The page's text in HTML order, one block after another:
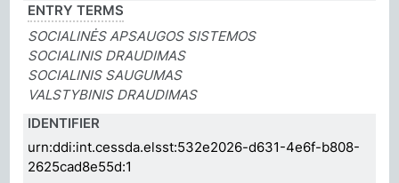
ENTRY TERMS
SOCIALINĖS APSAUGOS SISTEMOS
SOCIALINIS DRAUDIMAS
SOCIALINIS SAUGUMAS
VALSTYBINIS DRAUDIMAS
IDENTIFIER
urn:ddi:int.cessda.elsst:532e2026-d631-4e6f-b808-
2625cad8e55d:1